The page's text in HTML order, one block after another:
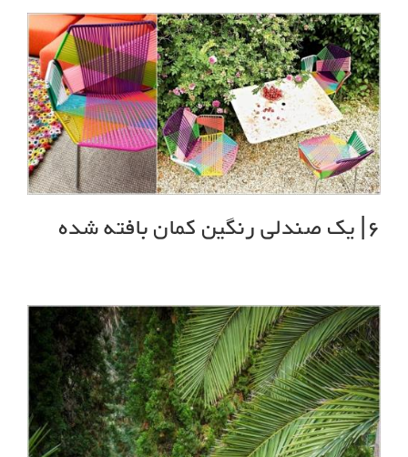
6| یک صندلی رنگین کمان بافته شده